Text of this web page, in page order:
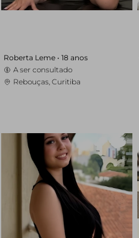
Roberta Leme • 18 anos
A ser consultado
Rebouças, Curitiba